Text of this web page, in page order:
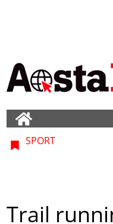
SPORT
Trail